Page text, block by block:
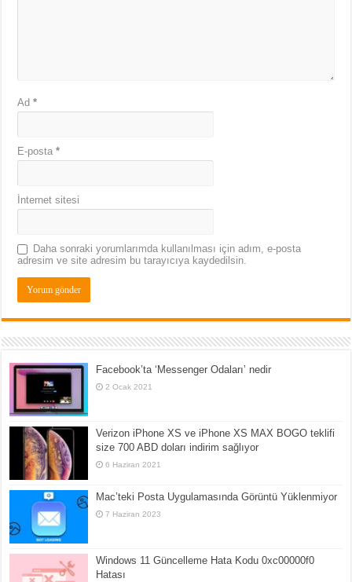
Ad*
E-posta*
İnternet sitesi
Daha sonraki yorumlarımda kullanılması için adım, e-posta
adresim ve site adresim bu tarayıcıya kaydedilsin.
Facebook’ta ‘Messenger Odaları’ nedir
2 Ocak 2021
Verizon iPhone XS ve iPhone XS MAX BOGO teklifi
size 700 ABD doları indirim sağlıyor
6 Haziran 2021
Mac’teki Posta Uygulamasında Görüntü Yüklenmiyor
7 Haziran 2023
Windows 11 Güncelleme Hata Kodu 0xc00000f0
Hatası